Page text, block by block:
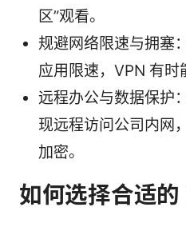
区”观看。
规避网络限速与拥塞
应用限速，VPN 有时
远程办公与数据保护
现远程访问公司内网
加密。
如何选择合适